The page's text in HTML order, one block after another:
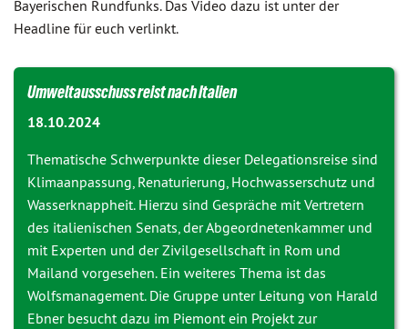
Bayerischen Rundfunks. Das Video dazu ist unter der
Headline für euch verlinkt.
Umweltausschuss reist nach Italien
18.10.2024
Thematische Schwerpunkte dieser Delegationsreise sind
Klimaanpassung, Renaturierung, Hochwasserschutz und
Wasserknappheit. Hierzu sind Gespräche mit Vertretern
des italienischen Senats, der Abgeordnetenkammer und
mit Experten und der Zivilgesellschaft in Rom und
Mailand vorgesehen. Ein weiteres Thema ist das
Wolfsmanagement. Die Gruppe unter Leitung von Harald
Ebner besucht dazu im Piemont ein Projekt zur